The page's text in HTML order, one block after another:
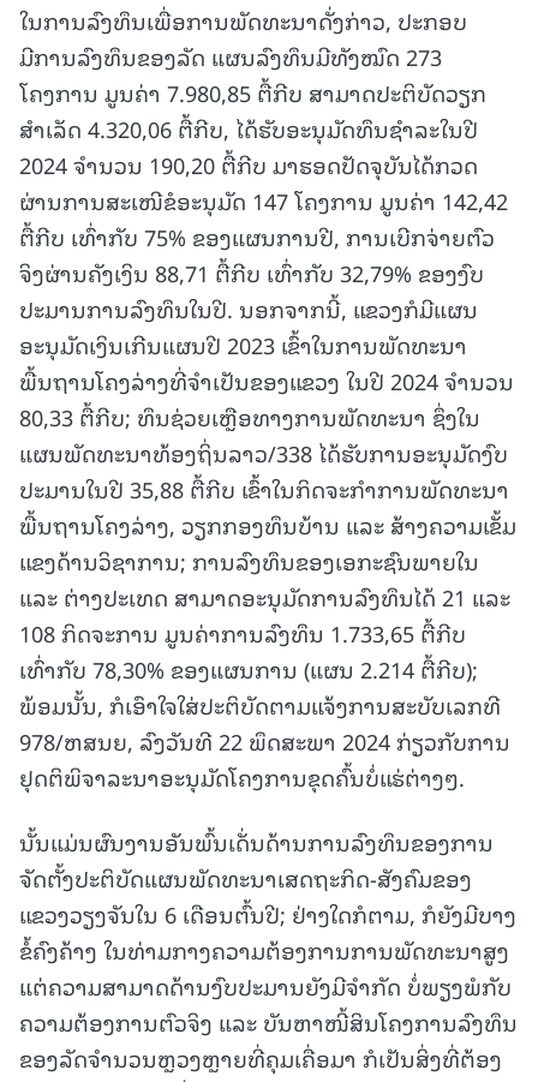
ໃນການລົງທຶນເພື່ອການພັດທະນາດັ່ງກ່າວ, ປະກອບ
ມີການລົງທຶນຂອງລັດ ແຜນລົງທຶນມີທັງໝົດ 273
ໂຄງການ ມູນຄ່າ 7.980,85 ຕື້ກີບ ສາມາດປະຕິບັດວຽກ
ສຳເລັດ 4.320,06 ຕື້ກີບ, ໄດ້ຮັບອະນຸມັດທຶນຊໍາລະໃນປີ
2024 ຈໍານວນ 190,20 ຕື້ກີບ ມາຮອດປັດຈຸບັນໄດ້ກວດ
ຜ່ານການສະເໜີຂໍອະນຸມັດ 147 ໂຄງການ ມູນຄ່າ 142,42
ຕື້ກີບ ເທົ່າກັບ 75% ຂອງແຜນການປີ, ການເບີກຈ່າຍຕົວ
ຈິງຜ່ານຄັງເງິນ 88,71 ຕື້ກີບ ເທົ່າກັບ 32,79% ຂອງງົບ
ປະມານການລົງທຶນໃນປີ. ນອກຈາກນີ້, ແຂວງກໍມີແຜນ
ອະນຸມັດເງິນເກີນແຜນປີ 2023 ເຂົ້າໃນການພັດທະນາ
ພື້ນຖານໂຄງລ່າງທີ່ຈໍາເປັນຂອງແຂວງ ໃນປີ 2024 ຈໍານວນ
80,33 ຕື້ກີບ; ທຶນຊ່ວຍເຫຼືອທາງການພັດທະນາ ຊຶ່ງໃນ
ແຜນພັດທະນາທ້ອງຖິ່ນລາວ/338 ໄດ້ຮັບການອະນຸມັດງົບ
ປະມານໃນປີ 35,88 ຕື້ກີບ ເຂົ້າໃນກິດຈະກຳການພັດທະນາ
ພື້ນຖານໂຄງລ່າງ, ວຽກກອງທຶນບ້ານ ແລະ ສ້າງຄວາມເຂັ້ມ
ແຂງດ້ານວິຊາການ; ການລົງທຶນຂອງເອກະຊົນພາຍໃນ
ແລະ ຕ່າງປະເທດ ສາມາດອະນຸມັດການລົງທຶນໄດ້ 21 ແລະ
108 ກິດຈະການ ມູນຄ່າການລົງທຶນ 1.733,65 ຕື້ກີບ
ເທົ່າກັບ 78,30% ຂອງແຜນການ (ແຜນ 2.214 ຕື້ກີບ);
ພ້ອມນັ້ນ, ກໍເອົາໃຈໃສ່ປະຕິບັດຕາມແຈ້ງການສະບັບເລກທີ
978/ຫສນຍ, ລົງວັນທີ 22 ພຶດສະພາ 2024 ກ່ຽວກັບການ
ຢຸດຕິພິຈາລະນາອະນຸມັດໂຄງການຂຸດຄົ້ນບໍ່ແຮ່ຕ່າງໆ.
ນັ້ນແມ່ນຜົນງານອັນພົ້ນເດັ່ນດ້ານການລົງທຶນຂອງການ
ຈັດຕັ້ງປະຕິບັດແຜນພັດທະນາເສດຖະກິດ-ສັງຄົມຂອງ
ແຂວງວຽງຈັນໃນ 6 ເດືອນຕົ້ນປີ; ຢ່າງໃດກໍຕາມ, ກໍຍັງມີບາງ
ຂໍ້ຄົງຄ້າງ ໃນທ່າມກາງຄວາມຕ້ອງການການພັດທະນາສູງ
ແຕ່ຄວາມສາມາດດ້ານງົບປະມານຍັງມີຈໍາກັດ ບໍ່ພຽງພໍກັບ
ຄວາມຕ້ອງການຕົວຈິງ ແລະ ບັນຫາໜີ້ສິນໂຄງການລົງທຶນ
ຂອງລັດຈໍານວນຫຼວງຫຼາຍທີ່ຄຸມເຄື່ອມາ ກໍເປັນສິ່ງທີ່ຕ້ອງ